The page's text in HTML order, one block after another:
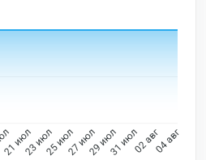
21 июл23 июл25 июл27 июл29 июл31 июл02 авг04 авг